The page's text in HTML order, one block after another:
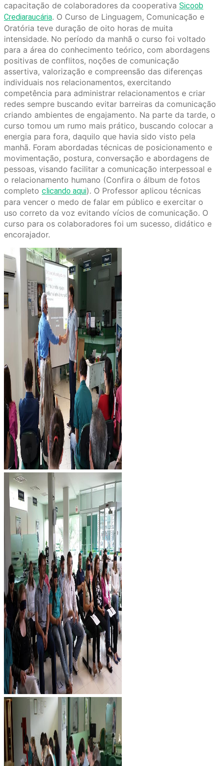
capacitação de colaboradores da cooperativa Sicoob
Crediaraucária. O Curso de Linguagem, Comunicação e
Oratória teve duração de oito horas de muita
intensidade. No período da manhã o curso foi voltado
para a área do conhecimento teórico, com abordagens
positivas de conflitos, noções de comunicação
assertiva, valorização e compreensão das diferenças
individuais nos relacionamentos, exercitando
competência para administrar relacionamentos e criar
redes sempre buscando evitar barreiras da comunicação
criando ambientes de engajamento. Na parte da tarde, o
curso tomou um rumo mais prático, buscando colocar a
energia para fora, daquilo que havia sido visto pela
manhã. Foram abordadas técnicas de posicionamento e
movimentação, postura, conversação e abordagens de
pessoas, visando facilitar a comunicação interpessoal e
o relacionamento humano (Confira o álbum de fotos
completo clicando aqui). O Professor aplicou técnicas
para vencer o medo de falar em público e exercitar o
uso correto da voz evitando vícios de comunicação. O
curso para os colaboradores foi um sucesso, didático e
encorajador.